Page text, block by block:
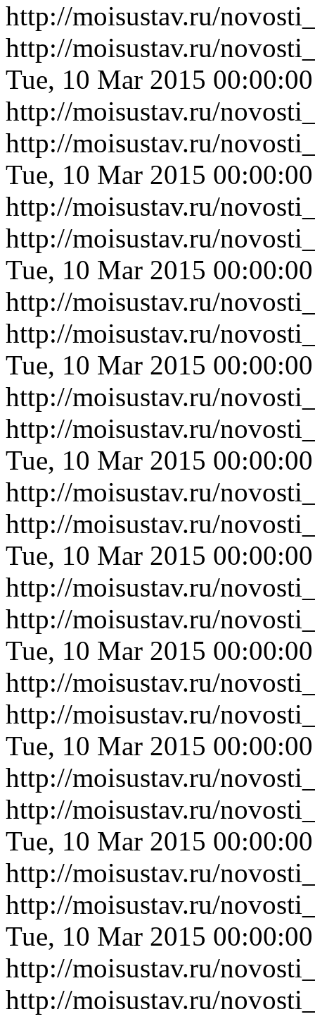
http://moisustav.ru/
http://moisustav.ru/
Tue, 10 Mar 2015
http://moisustav.ru/
http://moisustav.ru/
Tue, 10 Mar 2015
http://moisustav.ru/
http://moisustav.ru/
Tue, 10 Mar 2015
http://moisustav.ru/
http://moisustav.ru/
Tue, 10 Mar 2015
http://moisustav.ru/
http://moisustav.ru/
Tue, 10 Mar 2015
http://moisustav.ru/
http://moisustav.ru/
Tue, 10 Mar 2015
http://moisustav.ru/
http://moisustav.ru/
Tue, 10 Mar 2015
http://moisustav.ru/
http://moisustav.ru/
Tue, 10 Mar 2015
http://moisustav.ru/
http://moisustav.ru/
Tue, 10 Mar 2015
http://moisustav.ru/
http://moisustav.ru/
Tue, 10 Mar 2015
http://moisustav.ru/
http://moisustav.ru/